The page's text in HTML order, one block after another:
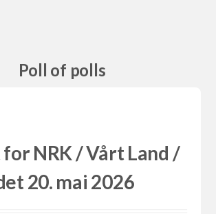
Poll of polls
NRK / Vårt Land /
20. mai 2026